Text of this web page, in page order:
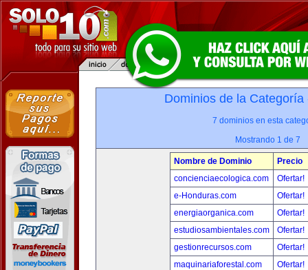
Dominios de la
7 dominios en esta
Mostrando 1 de 7
Nombre de Dominio
Precio
concienciaecologica.com
Ofertar!
e-Honduras.com
Ofertar!
energiaorganica.com
Ofertar!
estudiosambientales.com
Ofertar!
gestionrecursos.com
Ofertar!
maquinariaforestal.com
Ofertar!